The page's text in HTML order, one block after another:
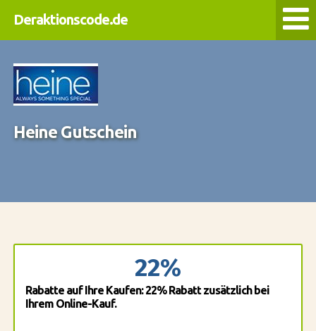
Deraktionscode.de
Heine Gutschein
22%
Rabatte auf Ihre Kaufen: 22% Rabatt zusätzlich bei
Ihrem Online-Kauf.